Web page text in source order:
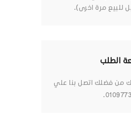
للبيع مرة اخرى).
الطلب
من فضلك اتصل بنا علي